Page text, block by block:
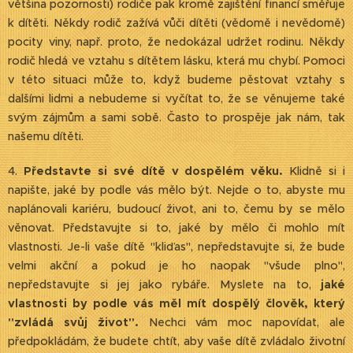
většina pozornosti) rodiče pak kromě zajištění financí směřuje
k dítěti. Někdy rodič zažívá vůči dítěti (vědomě i nevědomě)
pocity viny, např. proto, že nedokázal udržet rodinu. Někdy
rodič hledá ve vztahu s dítětem lásku, která mu chybí. Pomoci
v této situaci může to, když budeme pěstovat vztahy s
dalšími lidmi a nebudeme si vyčítat to, že se věnujeme také
svým zájmům a sami sobě. Často to prospěje jak nám, tak
našemu dítěti.
4.Představte si své dítě v dospělém věku.Klidně si i
napište, jaké by podle vás mělo být. Nejde o to, abyste mu
naplánovali kariéru, budoucí život, ani to, čemu by se mělo
věnovat. Představujte si to, jaké by mělo či mohlo mít
vlastnosti. Je-li vaše dítě "kliďas", nepředstavujte si, že bude
velmi akční a pokud je ho naopak "všude plno",
nepředstavujte si jej jako rybáře. Myslete na to, jaké
vlastnosti by podle vás měl mít dospělý člověk, který
"zvládá svůj život".Nechci vám moc napovídat, ale
předpokládám, že budete chtít, aby vaše dítě zvládalo životní